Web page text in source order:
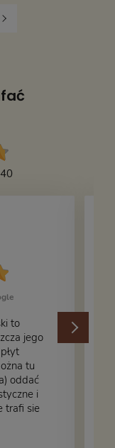
to
jego
tu
oddać
i
trafi się